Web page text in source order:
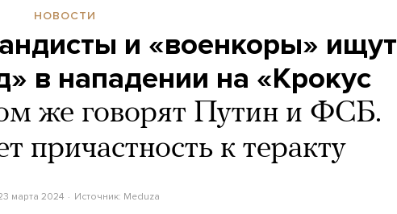
НОВОСТИ
и «военкоры» ищут
в нападении на «Крокус
же говорят Путин и ФСБ.
причастность к теракту
марта 2024 Источник: Meduza